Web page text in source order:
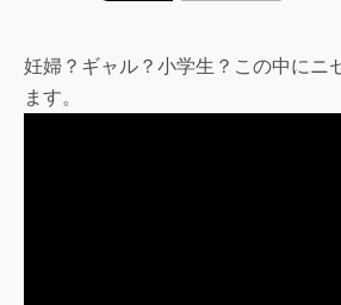
妊婦？ギャル？小学生？この中にニ
ます。